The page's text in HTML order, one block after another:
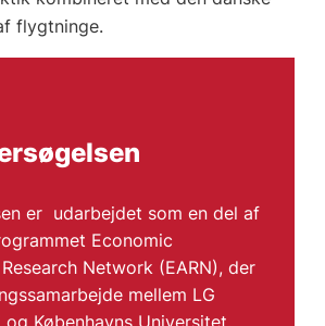
flygtninge.
er udarbejdet som en del af
Economic
Network (EARN), der
mellem LG